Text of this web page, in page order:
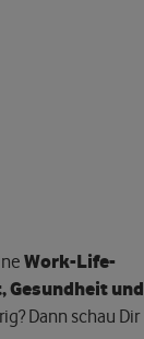
Work-Life-
und
Dann schau Dir